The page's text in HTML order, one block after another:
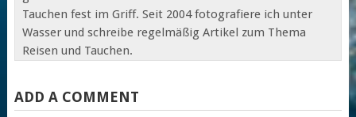
Tauchen fest im Griff. Seit 2004 fotografiere ich unter
Wasser und schreibe regelmäßig Artikel zum Thema
Reisen und Tauchen.
ADD A COMMENT